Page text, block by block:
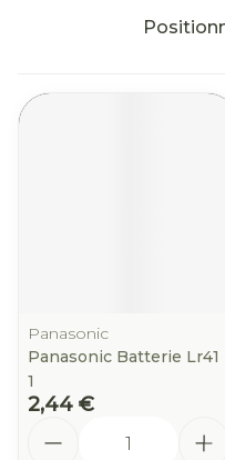
Trier par:
Panasonic
Panasonic Batterie Lr41
1
2,44 €